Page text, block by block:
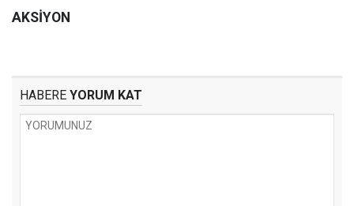
AKSİYON
HABERE YORUM KAT